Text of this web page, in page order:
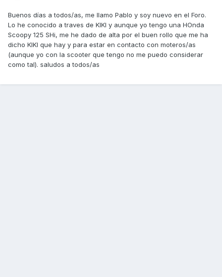
Buenos días a todos/as, me llamo Pablo y soy nuevo en el Foro.
Lo he conocido a traves de KIKI y aunque yo tengo una HOnda
Scoopy 125 SHi, me he dado de alta por el buen rollo que me ha
dicho KIKI que hay y para estar en contacto con moteros/as
(aunque yo con la scooter que tengo no me puedo considerar
como tal). saludos a todos/as